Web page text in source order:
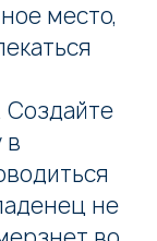
место,
Создайте
в
не